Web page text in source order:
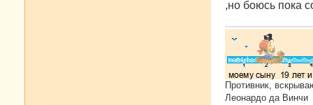
,но боюсь пока
Противник,
Леонардо да Винчи